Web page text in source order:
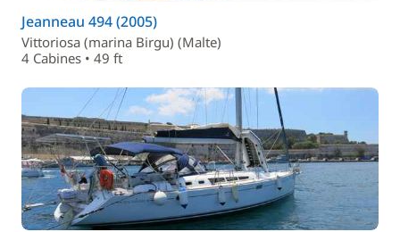
Jeanneau 494 (2005)
Vittoriosa (marina Birgu) (Malte)
4 Cabines • 49 ft